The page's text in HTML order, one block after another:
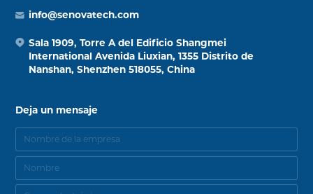
info@senovatech.com
Sala 1909, Torre A del Edificio Shangmei
International Avenida Liuxian, 1355 Distrito de
Nanshan, Shenzhen 518055, China
Deja un mensaje